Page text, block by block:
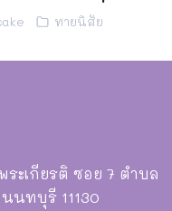
ทายนิสัย
ะเกียรติ ซอย 7 ตำบล
นทบุรี 11130